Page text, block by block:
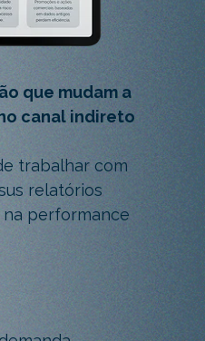
que mudam a
canal indireto
trabalhar com
relatórios
na performance